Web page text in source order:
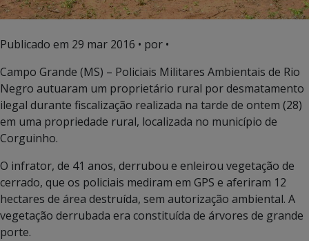
Publicado em 29 mar 2016 • por •
Campo Grande (MS) – Policiais Militares Ambientais de Rio
Negro autuaram um proprietário rural por desmatamento
ilegal durante fiscalização realizada na tarde de ontem (28)
em uma propriedade rural, localizada no município de
Corguinho.
O infrator, de 41 anos, derrubou e enleirou vegetação de
cerrado, que os policiais mediram em GPS e aferiram 12
hectares de área destruída, sem autorização ambiental. A
vegetação derrubada era constituída de árvores de grande
porte.